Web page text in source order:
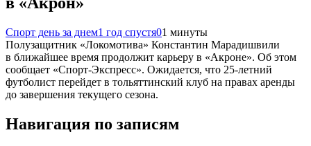
Спорт день за днем1 год спустя01 минуты
Полузащитник «Локомотива» Константин Марадишвили
в ближайшее время продолжит карьеру в «Акроне». Об этом
сообщает «Спорт-Экспресс». Ожидается, что 25-летний
футболист перейдет в тольяттинский клуб на правах аренды
до завершения текущего сезона.
Навигация по записям